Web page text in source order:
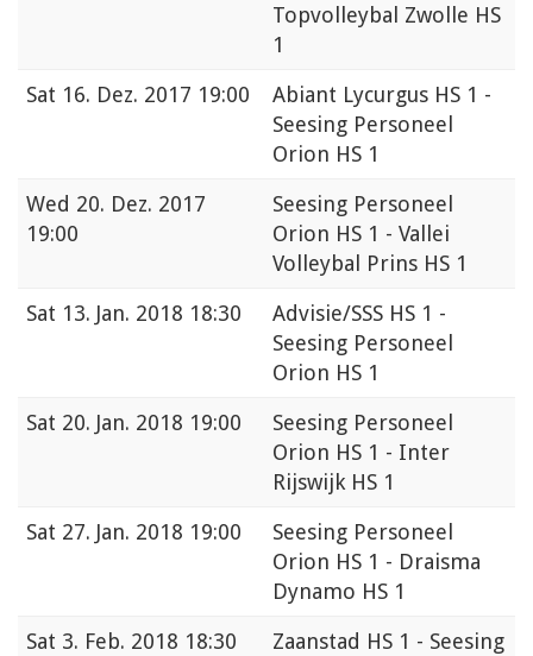
Topvolleybal Zwolle HS
1
Sat 16. Dez. 2017 19:00
Abiant Lycurgus HS 1 -
Seesing Personeel
Orion HS 1
Wed 20. Dez. 2017
19:00
Seesing Personeel
Orion HS 1 - Vallei
Volleybal Prins HS 1
Sat 13. Jan. 2018 18:30
Advisie/SSS HS 1 -
Seesing Personeel
Orion HS 1
Sat 20. Jan. 2018 19:00
Seesing Personeel
Orion HS 1 - Inter
Rijswijk HS 1
Sat 27. Jan. 2018 19:00
Seesing Personeel
Orion HS 1 - Draisma
Dynamo HS 1
Sat 3. Feb. 2018 18:30
Zaanstad HS 1 - Seesing